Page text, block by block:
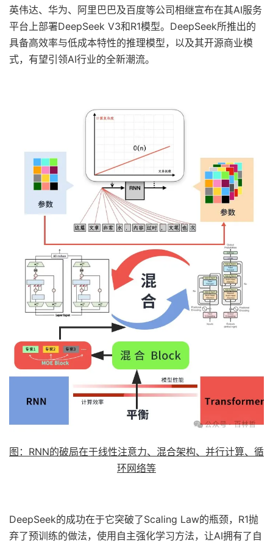
英伟达、华为、阿里巴巴及百度等公司相继宣布在其AI服务
平台上部署DeepSeek V3和R1模型。DeepSeek所推出的
具备高效率与低成本特性的推理模型，以及其开源商业模
式，有望引领AI行业的全新潮流。
图：RNN的破局在于线性注意力、混合架构、并行计算、循
环网络等
DeepSeek的成功在于它突破了Scaling Law的瓶颈，R1抛
弃了预训练的做法，使用自主强化学习方法，让AI拥有了自